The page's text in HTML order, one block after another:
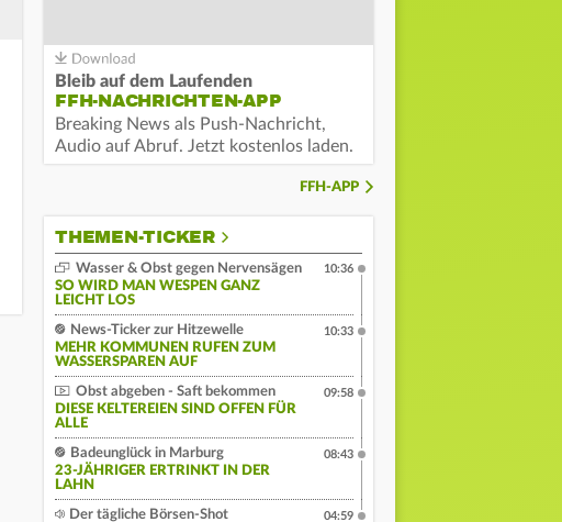
Bleib auf dem Laufenden
FFH-NACHRICHTEN-APP
Breaking News als Push-Nachricht,
Audio auf Abruf. Jetzt kostenlos laden.
FFH-APP
THEMEN-TICKER
Wasser & Obst gegen Nervensägen
SO WIRD MAN WESPEN GANZ
LEICHT LOS
10:36
News-Ticker zur Hitzewelle
MEHR KOMMUNEN RUFEN ZUM
WASSERSPAREN AUF
10:33
Obst abgeben - Saft bekommen
DIESE KELTEREIEN SIND OFFEN FÜR
ALLE
09:58
Badeunglück in Marburg
23-JÄHRIGER ERTRINKT IN DER
LAHN
08:43
Der tägliche Börsen-Shot 04:59